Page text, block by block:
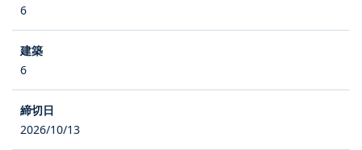
6
6
2026/10/13